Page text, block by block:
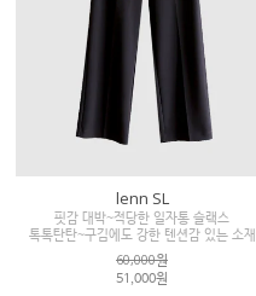
lenn SL
핏감 대박~적당한 일자통 슬랙스
톡톡탄탄~구김에도 강한 텐션감 있는 소재
60,000원
51,000원